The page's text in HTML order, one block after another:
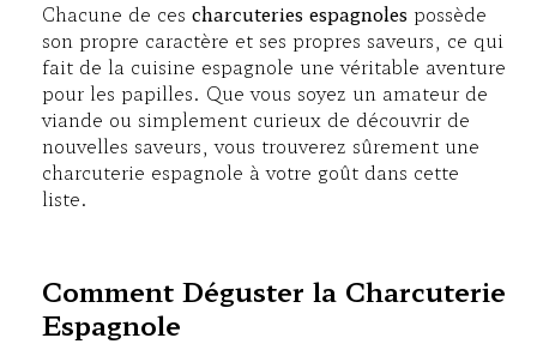
Chacune de ces charcuteries espagnoles possède
son propre caractère et ses propres saveurs, ce qui
fait de la cuisine espagnole une véritable aventure
pour les papilles. Que vous soyez un amateur de
viande ou simplement curieux de découvrir de
nouvelles saveurs, vous trouverez sûrement une
charcuterie espagnole à votre goût dans cette
liste.
Comment Déguster la Charcuterie
Espagnole